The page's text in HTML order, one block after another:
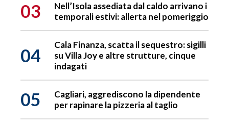
03
Nell’Isola assediata dal caldo arrivano i
temporali estivi: allerta nel pomeriggio
04
Cala Finanza, scatta il sequestro: sigilli
su Villa Joy e altre strutture, cinque
indagati
05
Cagliari, aggrediscono la dipendente
per rapinare la pizzeria al taglio